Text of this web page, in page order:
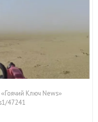
Ключ News»
47241